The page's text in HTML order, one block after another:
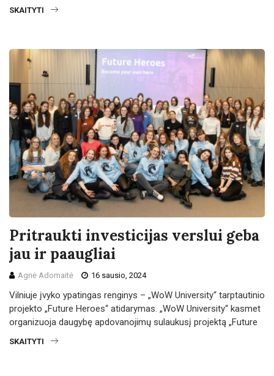
SKAITYTI
Pritraukti investicijas verslui geba
jau ir paaugliai
Agnė Adomaitė 16 sausio, 2024
Vilniuje įvyko ypatingas renginys – „WoW University“ tarptautinio
projekto „Future Heroes“ atidarymas. „WoW University“ kasmet
organizuoja daugybę apdovanojimų sulaukusį projektą „Future
SKAITYTI